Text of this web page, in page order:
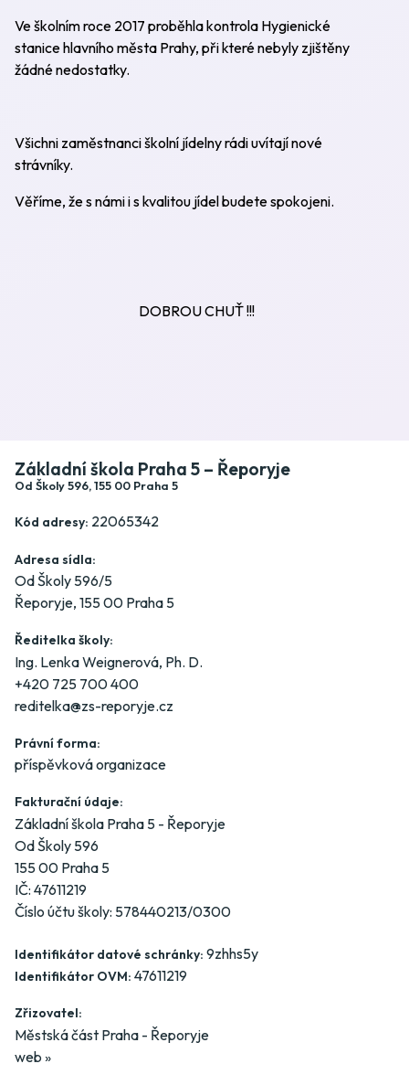
Ve školním roce 2017 proběhla kontrola Hygienické
stanice hlavního města Prahy, při které nebyly zjištěny
žádné nedostatky.
Všichni zaměstnanci školní jídelny rádi uvítají nové
strávníky.
Věříme, že s námi i s kvalitou jídel budete spokojeni.
DOBROU CHUŤ !!!
Základní škola Praha 5 – Řeporyje
Od Školy 596, 155 00 Praha 5
Kód adresy: 22065342
Adresa sídla:
Od Školy 596/5
Řeporyje, 155 00 Praha 5
Ředitelka školy:
Ing. Lenka Weignerová, Ph. D.
+420 725 700 400
reditelka@zs-reporyje.cz
Právní forma:
příspěvková organizace
Fakturační údaje:
Základní škola Praha 5 - Řeporyje
Od Školy 596
155 00 Praha 5
IČ: 47611219
Číslo účtu školy: 578440213/0300
Identifikátor datové schránky: 9zhhs5y
Identifikátor OVM: 47611219
Zřizovatel:
Městská část Praha - Řeporyje
web »